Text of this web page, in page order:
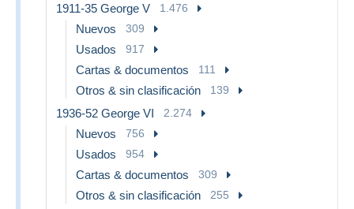
1911-35 George V 1.476
Nuevos 309
Usados 917
Cartas & documentos 111
Otros & sin clasificación 139
1936-52 George VI 2.274
Nuevos 756
Usados 954
Cartas & documentos 309
Otros & sin clasificación 255